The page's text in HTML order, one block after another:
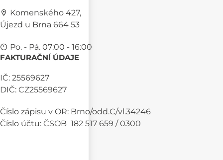
Komenského 427,
Újezd u Brna 664 53
Po. - Pá. 07:00 - 16:00
FAKTURAČNÍ ÚDAJE
IČ: 25569627
DIČ: CZ25569627
Číslo zápisu v OR: Brno/odd.C/vl.34246
Číslo účtu: ČSOB 182 517 659 / 0300